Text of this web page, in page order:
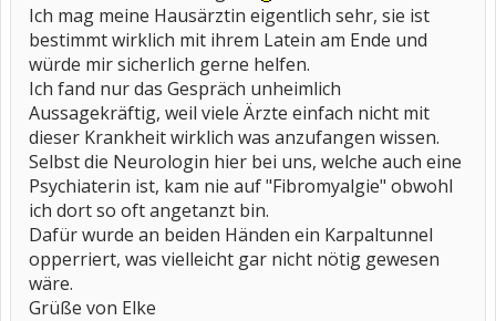
Ich mag meine Hausärztin eigentlich sehr, sie ist
bestimmt wirklich mit ihrem Latein am Ende und
würde mir sicherlich gerne helfen.
Ich fand nur das Gespräch unheimlich
Aussagekräftig, weil viele Ärzte einfach nicht mit
dieser Krankheit wirklich was anzufangen wissen.
Selbst die Neurologin hier bei uns, welche auch eine
Psychiaterin ist, kam nie auf "Fibromyalgie" obwohl
ich dort so oft angetanzt bin.
Dafür wurde an beiden Händen ein Karpaltunnel
opperriert, was vielleicht gar nicht nötig gewesen
wäre.
Grüße von Elke